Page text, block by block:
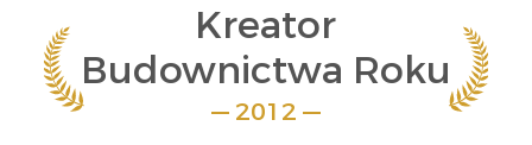
Kreator
Budownictwa Roku
— 2012 —